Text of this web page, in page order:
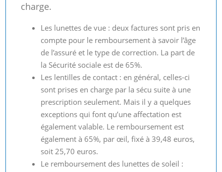
charge.
Les lunettes de vue : deux factures sont pris en
compte pour le remboursement à savoir l’âge
de l’assuré et le type de correction. La part de
la Sécurité sociale est de 65%.
Les lentilles de contact : en général, celles-ci
sont prises en charge par la sécu suite à une
prescription seulement. Mais il y a quelques
exceptions qui font qu’une affectation est
également valable. Le remboursement est
également à 65%, par œil, fixé à 39,48 euros,
soit 25,70 euros.
Le remboursement des lunettes de soleil :